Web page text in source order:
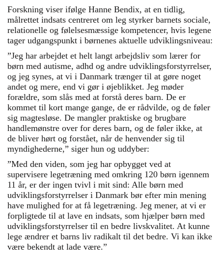
Forskning viser ifølge Hanne Bendix, at en tidlig,
målrettet indsats centreret om leg styrker barnets sociale,
relationelle og følelsesmæssige kompetencer, hvis legene
tager udgangspunkt i børnenes aktuelle udviklingsniveau:
”Jeg har arbejdet et helt langt arbejdsliv som lærer for
børn med autisme, adhd og andre udviklingsforstyrrelser,
og jeg synes, at vi i Danmark trænger til at gøre noget
andet og mere, end vi gør i øjeblikket. Jeg møder
forældre, som slås med at forstå deres barn. De er
kommet til kort mange gange, de er rådvilde, og de føler
sig magtesløse. De mangler praktiske og brugbare
handlemønstre over for deres barn, og de føler ikke, at
de bliver hørt og forstået, når de henvender sig til
myndighederne,” siger hun og uddyber:
”Med den viden, som jeg har opbygget ved at
supervisere legetræning med omkring 120 børn igennem
11 år, er der ingen tvivl i mit sind: Alle børn med
udviklingsforstyrrelser i Danmark bør efter min mening
have mulighed for at få legetræning. Jeg mener, at vi er
forpligtede til at lave en indsats, som hjælper børn med
udviklingsforstyrrelser til en bedre livskvalitet. At kunne
lege ændrer et barns liv radikalt til det bedre. Vi kan ikke
være bekendt at lade være.”